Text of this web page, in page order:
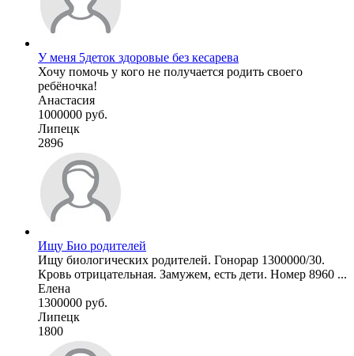
У меня 5деток здоровые без кесарева
Хочу помочь у кого не получается родить своего
ребёночка!
Анастасия
1000000 руб.
Липецк
2896
Ищу Био родителей
Ищу биологических родителей. Гонорар 1300000/30.
Кровь отрицательная. Замужем, есть дети. Номер 8960 ...
Елена
1300000 руб.
Липецк
1800